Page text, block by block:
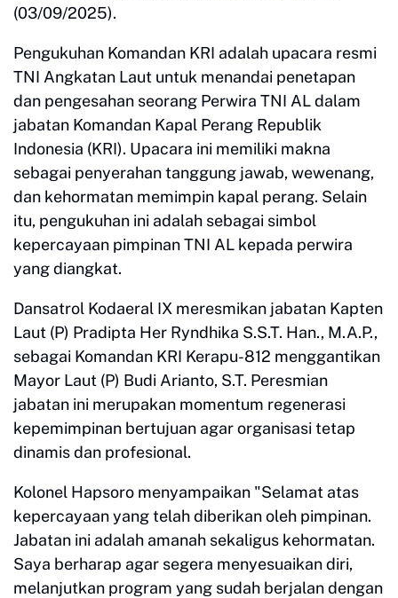
(03/09/2025).
Pengukuhan Komandan KRI adalah upacara resmi
TNI Angkatan Laut untuk menandai penetapan
dan pengesahan seorang Perwira TNI AL dalam
jabatan Komandan Kapal Perang Republik
Indonesia (KRI). Upacara ini memiliki makna
sebagai penyerahan tanggung jawab, wewenang,
dan kehormatan memimpin kapal perang. Selain
itu, pengukuhan ini adalah sebagai simbol
kepercayaan pimpinan TNI AL kepada perwira
yang diangkat.
Dansatrol Kodaeral IX meresmikan jabatan Kapten
Laut (P) Pradipta Her Ryndhika S.S.T. Han., M.A.P.,
sebagai Komandan KRI Kerapu-812 menggantikan
Mayor Laut (P) Budi Arianto, S.T. Peresmian
jabatan ini merupakan momentum regenerasi
kepemimpinan bertujuan agar organisasi tetap
dinamis dan profesional.
Kolonel Hapsoro menyampaikan "Selamat atas
kepercayaan yang telah diberikan oleh pimpinan.
Jabatan ini adalah amanah sekaligus kehormatan.
Saya berharap agar segera menyesuaikan diri,
melanjutkan program yang sudah berjalan dengan